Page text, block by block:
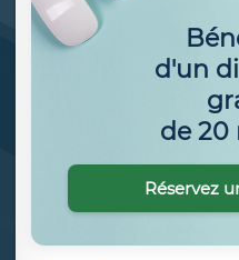
d'un
de 20
Réservez